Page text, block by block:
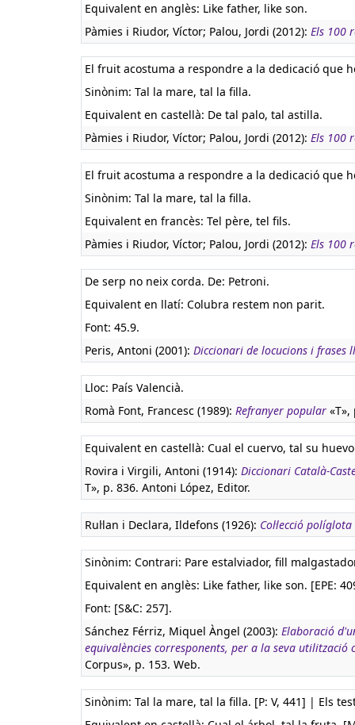
Equivalent en anglès: Like father, like son.
Pàmies i Riudor, Víctor; Palou, Jordi (2012): Els 100
El fruit acostuma a respondre a la dedicació que
Sinònim: Tal la mare, tal la filla.
Equivalent en castellà: De tal palo, tal astilla.
Pàmies i Riudor, Víctor; Palou, Jordi (2012): Els 100
El fruit acostuma a respondre a la dedicació que
Sinònim: Tal la mare, tal la filla.
Equivalent en francès: Tel père, tel fils.
Pàmies i Riudor, Víctor; Palou, Jordi (2012): Els 100
De serp no neix corda. De: Petroni.
Equivalent en llatí: Colubra restem non parit.
Font: 45.9.
Peris, Antoni (2001): Diccionari de locucions i frases
Lloc: País Valencià.
Romà Font, Francesc (1989): Refranyer popular
Equivalent en castellà: Cual el cuervo, tal su
Rovira i Virgili, Antoni (1914): Diccionari Català-
T», p. 836. Antoni López, Editor.
Rul·lan i Declara, Ildefons (1926): Col·lecció
Sinònim: Contrari: Pare estalviador, fill
Equivalent en anglès: Like father, like son. [EPE:
Font: [S&C: 257].
Sánchez Férriz, Miquel Àngel (2003): Elaboració
equivalències corresponents, per a la seva utilització
Corpus», p. 153. Web.
Sinònim: Tal la mare, tal la filla. [P: V, 441] | Els